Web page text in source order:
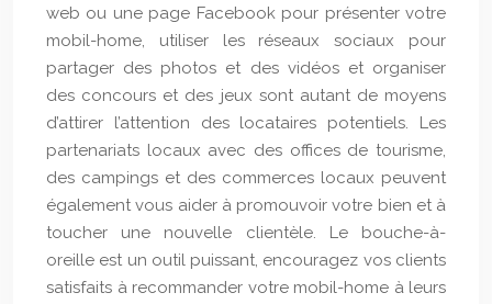
web ou une page Facebook pour présenter votre
mobil-home, utiliser les réseaux sociaux pour
partager des photos et des vidéos et organiser
des concours et des jeux sont autant de moyens
d’attirer l’attention des locataires potentiels. Les
partenariats locaux avec des offices de tourisme,
des campings et des commerces locaux peuvent
également vous aider à promouvoir votre bien et à
toucher une nouvelle clientèle. Le bouche-à-
oreille est un outil puissant, encouragez vos clients
satisfaits à recommander votre mobil-home à leurs